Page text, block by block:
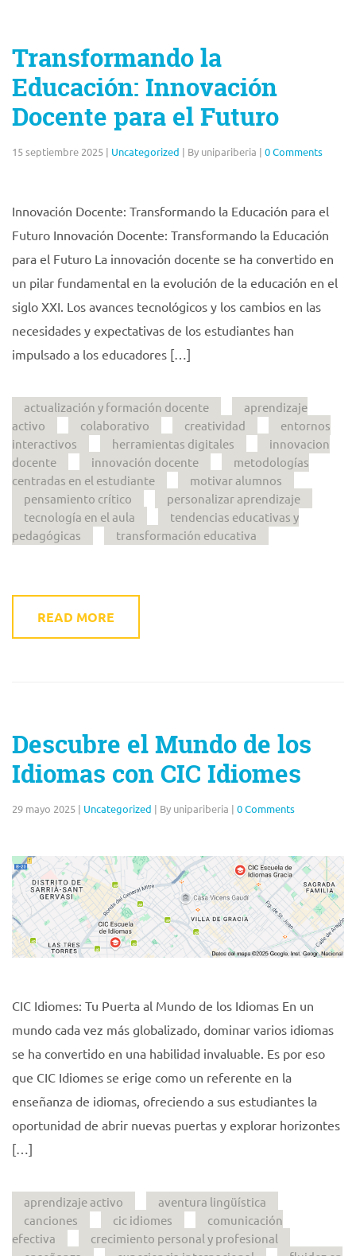
Transformando la
Educación: Innovación
Docente para el Futuro
15 septiembre 2025 | Uncategorized | By unipariberia | 0 Comments
Innovación Docente: Transformando la Educación para el
Futuro Innovación Docente: Transformando la Educación
para el Futuro La innovación docente se ha convertido en
un pilar fundamental en la evolución de la educación en el
siglo XXI. Los avances tecnológicos y los cambios en las
necesidades y expectativas de los estudiantes han
impulsado a los educadores […]
actualización y formación docente
aprendizaje
activo
colaborativo creatividad
entornos
interactivos
herramientas digitales
innovacion
docente
innovación docente
metodologías
centradas en el estudiante
motivar alumnos
pensamiento crítico
personalizar aprendizaje
tecnología en el aula
tendencias educativas y
pedagógicas
transformación educativa
READ MORE
Descubre el Mundo de los
Idiomas con CIC Idiomes
29 mayo 2025 | Uncategorized | By unipariberia | 0 Comments
CIC Idiomes: Tu Puerta al Mundo de los Idiomas En un
mundo cada vez más globalizado, dominar varios idiomas
se ha convertido en una habilidad invaluable. Es por eso
que CIC Idiomes se erige como un referente en la
enseñanza de idiomas, ofreciendo a sus estudiantes la
oportunidad de abrir nuevas puertas y explorar horizontes
[…]
aprendizaje activo
aventura lingüística
canciones
cic idiomes
comunicación
efectiva
crecimiento personal y profesional